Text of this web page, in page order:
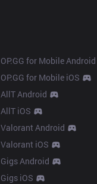
OP.GG for Mobile Android
OP.GG for Mobile iOS
AllT Android
AllT iOS
Valorant Android
Valorant iOS
Gigs Android
Gigs iOS